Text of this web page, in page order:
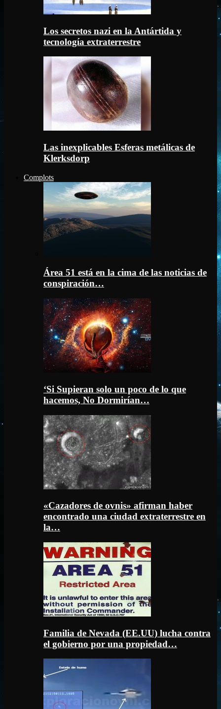
Los secretos nazi en la Antártida y
tecnología extraterrestre
Las inexplicables Esferas metálicas de
Klerksdorp
Complots
Área 51 está en la cima de las noticias de
conspiración…
‘Si Supieran solo un poco de lo que
hacemos, No Dormirían…
«Cazadores de ovnis» afirman haber
encontrado una ciudad extraterrestre en
la…
Familia de Nevada (EE.UU) lucha contra
el gobierno por una propiedad…